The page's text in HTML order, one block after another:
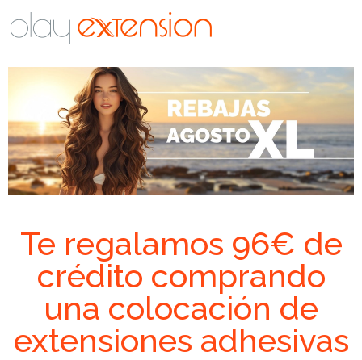
Te regalamos 96€ de
crédito comprando
una colocación de
extensiones adhesivas